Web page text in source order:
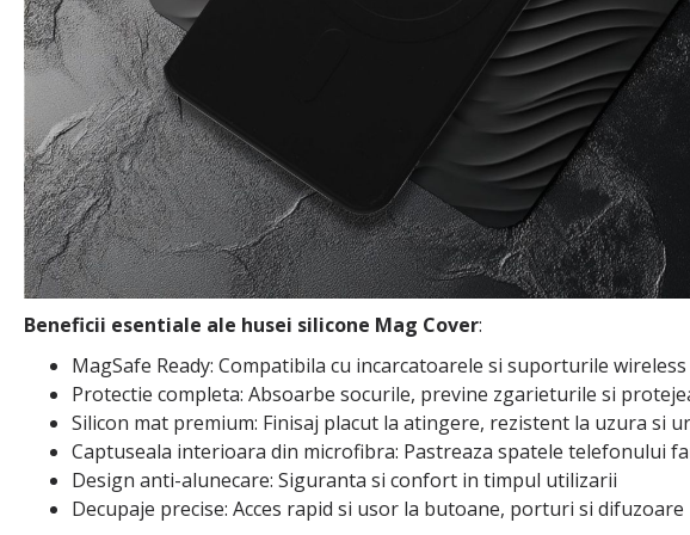
Beneficii esentiale ale husei silicone Mag Cover:
MagSafe Ready: Compatibila cu incarcatoarele si suporturile
Protectie completa: Absoarbe socurile, previne zgarieturile si
Silicon mat premium: Finisaj placut la atingere, rezistent la uzura si
Captuseala interioara din microfibra: Pastreaza spatele telefonului
Design anti-alunecare: Siguranta si confort in timpul utilizarii
Decupaje precise: Acces rapid si usor la butoane, porturi si difuzoare